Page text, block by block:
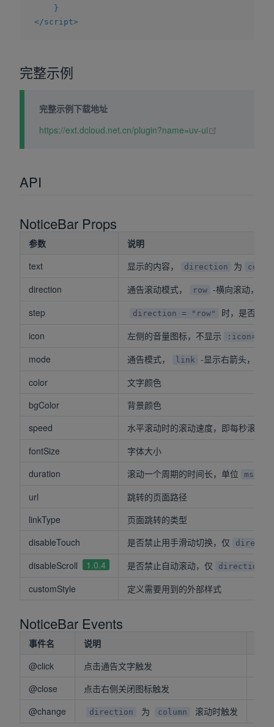
}
</script>
完整示例
完整示例下载地址
https://ext.dcloud.net.cn/plugin?name=uv-ui
API
NoticeBar Props
参数
说明
text
显示的内容， direction 为
direction 通告滚动模式， row -横向滚动，
step direction = "row"
时，是否使
icon
左侧的音量图标，不显示
mode 通告模式， link -显示右箭头，
color
文字颜色
bgColor
背景颜色
speed
水平滚动时的滚动速度，即每秒滚动
fontSize
字体大小
duration
滚动一个周期的时间长，单位 ms
url
跳转的页面路径
linkType
页面跳转的类型
disableTouch
是否禁止用手滑动切换，仅
disableScroll 1.0.4 是否禁止自动滚动，仅
customStyle 定义需要用到的外部样式
NoticeBar Events
事件名 说明
@click
点击通告文字触发
@close
点击右侧关闭图标触发
@change
direction 为 column 滚动时触发